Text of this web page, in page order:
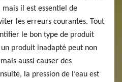
il est essentiel de
les erreurs courantes. Tout
le bon type de produit
produit inadapté peut non
aussi causer des
la pression de l’eau est